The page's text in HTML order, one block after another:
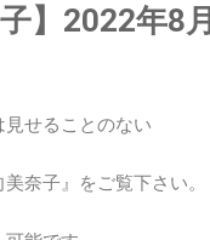
子】2022年8
せることのない
美奈子』をご覧下さい。